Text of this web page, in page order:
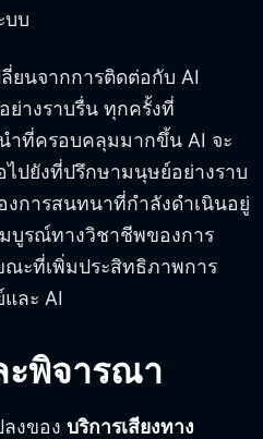
บบ
ยนจากการติดต่อกับ AI
ย่างราบรื่น ทุกครั้งที่
ำที่ครอบคลุมมากขึ้น AI จะ
ปยังที่ปรึกษามนุษย์อย่างราบ
การสนทนาที่กำลังดำเนินอยู่
บูรณ์ทางวิชาชีพของการ
ะที่เพิ่มประสิทธิภาพการ
ละ AI
ะพิจารณา
งของ บริการเสียงทาง